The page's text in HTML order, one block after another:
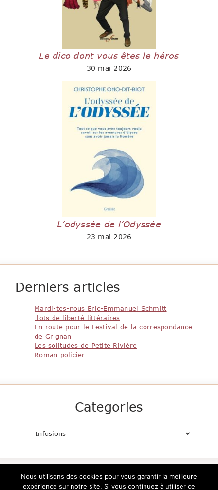
Le dico dont vous êtes le héros
30 mai 2026
L’odyssée de l’Odyssée
23 mai 2026
Derniers articles
Mardi-tes-nous Eric-Emmanuel Schmitt
Ilots de liberté littéraires
En route pour le Festival de la correspondance
de Grignan
Les solitudes de Petite Rivière
Roman policier
Categories
Nous utilisons des cookies pour vous garantir la meilleure
expérience sur notre site. Si vous continuez à utiliser ce